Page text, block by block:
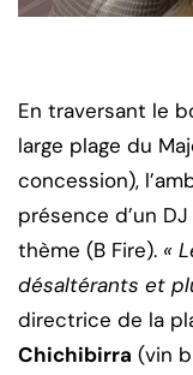
En traversant le
large plage du
concession),
présence d’un
thème (B Fire). «
désaltérants et
directrice de la
Chichibirra (vin